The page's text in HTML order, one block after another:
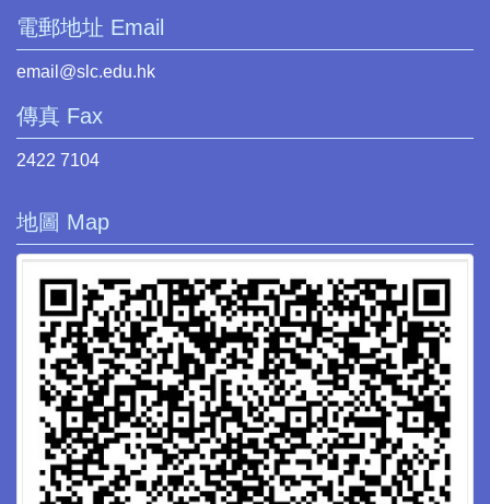
電郵地址 Email
email@slc.edu.hk
傳真 Fax
2422 7104
地圖 Map